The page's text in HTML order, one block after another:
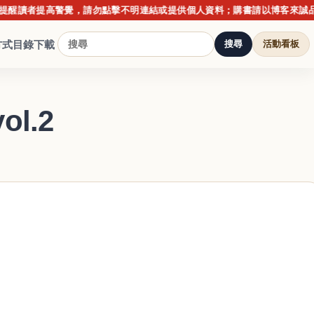
高警覺，請勿點擊不明連結或提供個人資料；購書請以博客來誠品金石堂
式目錄下載 搜尋 活動看板